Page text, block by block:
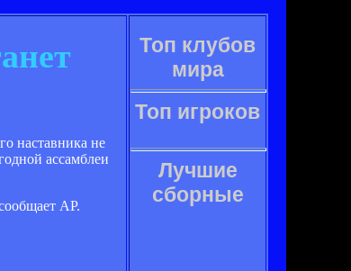
наставника не
ассамблеи
AP.
Топ клубов
мира
Топ игроков
Лучшие
сборные